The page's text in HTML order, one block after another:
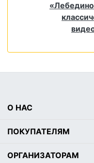
О НАС
ПОКУПАТЕЛЯМ
ОРГАНИЗАТОРАМ